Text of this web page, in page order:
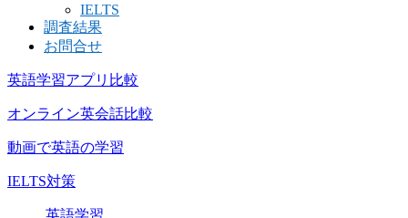
IELTS
調査結果
お問合せ
英語学習アプリ比較
オンライン英会話比較
動画で英語の学習
IELTS対策
英語学習